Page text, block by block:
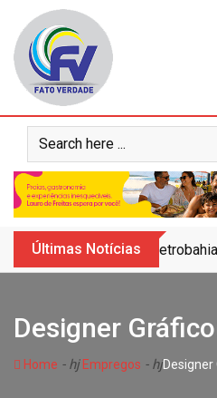
content
Últimas Notícias
Designer
Home - hjEmpregos - hjDesigner